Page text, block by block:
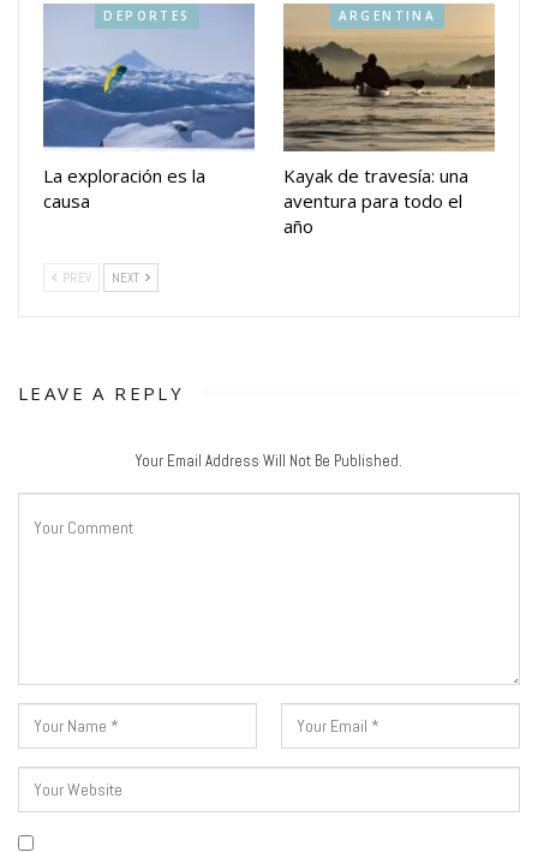
DEPORTES
La exploración es la
causa
ARGENTINA
Kayak de travesía: una
aventura para todo el
año
PREV NEXT
LEAVE A REPLY
Your Email Address Will Not Be Published.